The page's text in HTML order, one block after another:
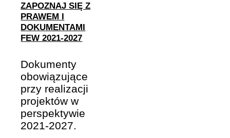
ZAPOZNAJ SIĘ Z
PRAWEM I
DOKUMENTAMI
FEW 2021-2027
Dokumenty
obowiązujące
przy realizacji
projektów w
perspektywie
2021-2027.